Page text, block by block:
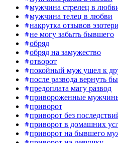
мужчина стрелец в
мужчина телец в любви
накрутка отзывов
не могу забыть бывшего
обряд
обряд на замужество
отворот
покойный муж ушел к
после развода вернуть
предоплата магу развод
привороженные
приворот
приворот без
приворот в домашних
приворот на бывшего